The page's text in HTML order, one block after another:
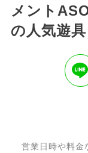
メント
の人気遊
営業日時や料金